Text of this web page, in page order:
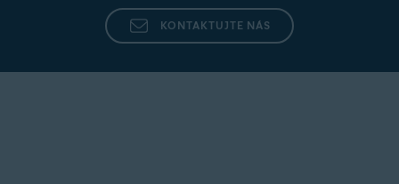
KONTAKTUJTE NÁS